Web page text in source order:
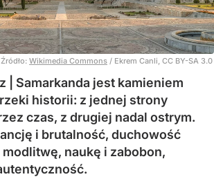
Wikimedia Commons / Ekrem Canli, CC BY-SA 3.0
| Samarkanda jest kamieniem
historii: z jednej strony
czas, z drugiej nadal ostrym.
i brutalność, duchowość
naukę i zabobon,